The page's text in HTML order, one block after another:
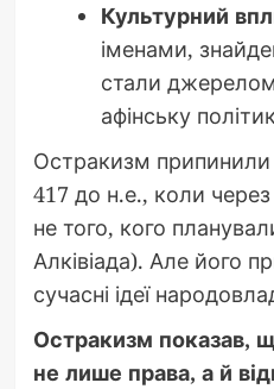
Культурний
іменами,
стали
афінську
Остракизм
417 до н.е., коли через
не того, кого
Алківіада). Але його
сучасні ідеї
Остракизм показав,
не лише права, а й